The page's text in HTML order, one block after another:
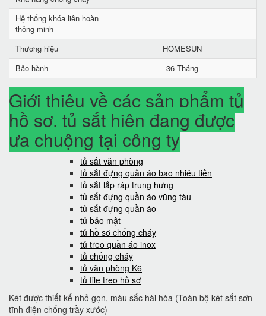
Hệ thống khóa liên hoàn
thông minh
Thương hiệu
HOMESUN
Bảo hành
36 Tháng
Giới thiệu về các sản phẩm tủ
hồ sơ, tủ sắt hiện đang được
ưa chuộng tại công ty
tủ sắt văn phòng
tủ sắt đựng quần áo bao nhiêu tiền
tủ sắt lắp ráp trung hưng
tủ sắt đựng quần áo vũng tàu
tủ sắt đựng quần áo
tủ bảo mật
tủ hồ sơ chống cháy
tủ treo quần áo inox
tủ chống cháy
tủ văn phòng K6
tủ file treo hồ sơ
Két được thiết kế nhỏ gọn, màu sắc hài hòa (Toàn bộ két sắt sơn
tĩnh điện chống trầy xước)